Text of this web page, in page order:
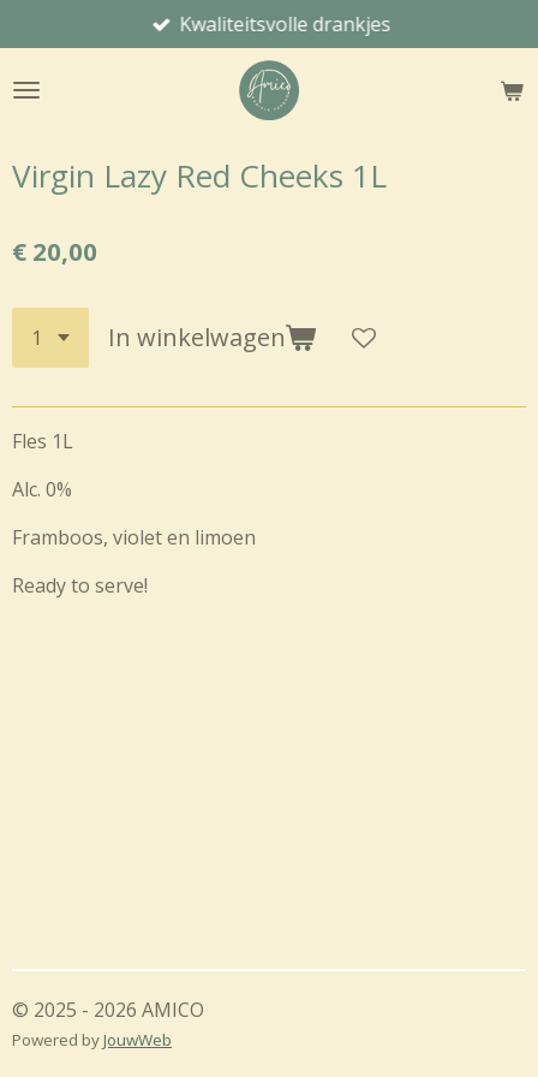
direct
naar
Kwaliteitsvolle drankjes
Virgin Lazy Red Cheeks 1L
€ 20,00
In winkelwagen
Fles 1L
Alc. 0%
Framboos, violet en limoen
Ready to serve!
© 2025 - 2026 AMICO
Powered byJouwWeb